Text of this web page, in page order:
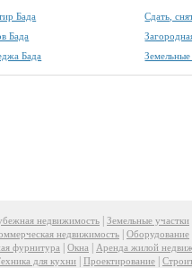
Бада
Сдать,
Бада
Бада
недвижимость Земельные участки
недвижимость Оборудование
фурнитура Окна Аренда жилой
для кухни Проектирование